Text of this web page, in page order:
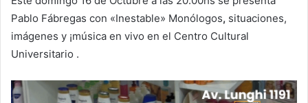
Pablo Fábregas con «Inestable» Monólogos, situaciones,
imágenes y ¡música en vivo en el Centro Cultural
Universitario .